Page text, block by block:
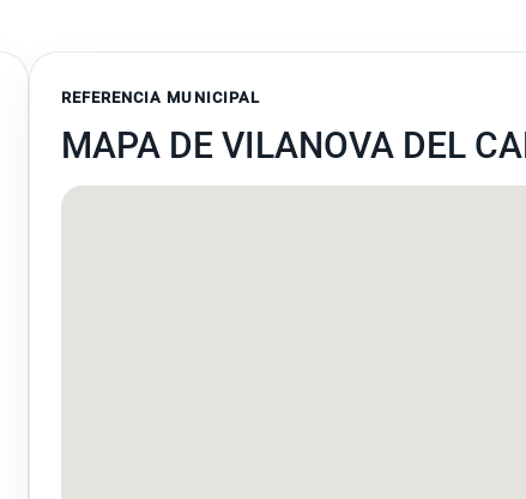
REFERENCIA MUNICIPAL
MAPA DE VILANOVA DEL